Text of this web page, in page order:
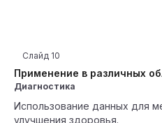
Применение в различных
Слайд 10
Диагностика
Использование данных для
улучшения здоровья.